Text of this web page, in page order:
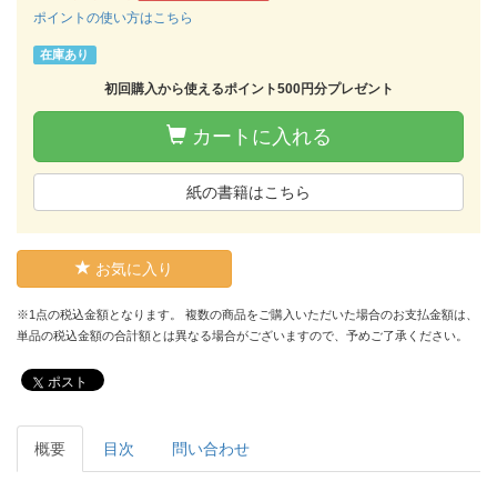
ポイントの使い方はこちら
在庫あり
初回購入から使えるポイント500円分プレゼント
カートに入れる
紙の書籍はこちら
お気に入り
※1点の税込金額となります。 複数の商品をご購入いただいた場合のお支払金額は、
単品の税込金額の合計額とは異なる場合がございますので、予めご了承ください。
ポスト
概要 目次 問い合わせ